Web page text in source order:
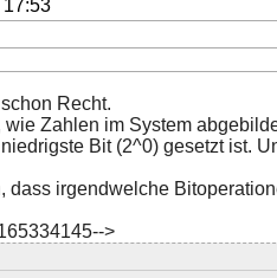
Recht.
Zahlen im System
Bit (2^0) gesetzt ist.
dass irgendwelche
>